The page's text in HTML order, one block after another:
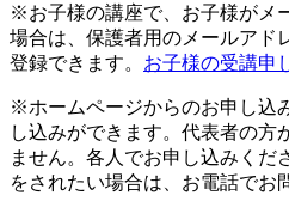
※お子様の講座で、お子様がメ
場合は、保護者用のメールアド
登録できます。 お子様の受講申
※ホームページからのお申し込
し込みができます。代表者の方
ません。各人でお申し込みくだ
をされたい場合は、お電話でお